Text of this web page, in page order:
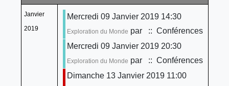
Janvier
2019
Mercredi 09 Janvier 2019 14:30
Exploration du Monde par
:: Conférences
Mercredi 09 Janvier 2019 20:30
Exploration du Monde par
:: Conférences
Dimanche 13 Janvier 2019 11:00